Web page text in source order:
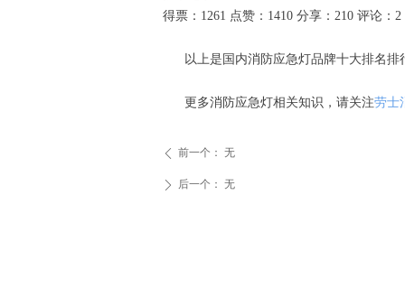
得票：1261 点赞：1410 分享：210 评论：2
以上是国内消防应急灯品牌十大排名排
更多消防应急灯相关知识，请关注劳士
ꄴ 前一个： 无
ꄲ 后一个： 无